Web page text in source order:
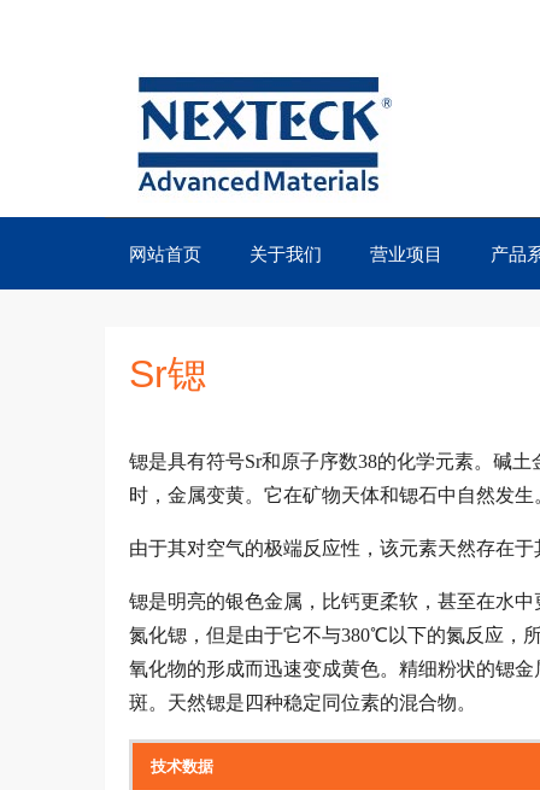
网站首页 关于我们 营业项目 产品
Sr锶
锶是具有符号Sr和原子序数38的化学元素。碱
时，金属变黄。它在矿物天体和锶石中自然发
由于其对空气的极端反应性，该元素天然存在
锶是明亮的银色金属，比钙更柔软，甚至在水
氮化锶，但是由于它不与380℃以下的氮反应，
氧化物的形成而迅速变成黄色。精细粉状的锶
斑。天然锶是四种稳定同位素的混合物。
技术数据